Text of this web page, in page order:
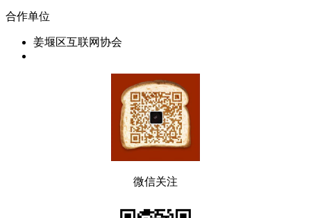
合作单位
姜堰区互联网协会
微信关注